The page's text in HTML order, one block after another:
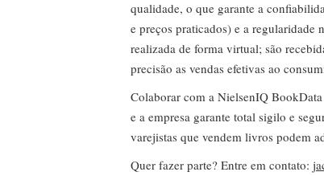
qualidade, o que garante a
e preços praticados) e a regularidade
realizada de forma virtual; são
precisão as vendas efetivas ao
Colaborar com a NielsenIQ
e a empresa garante total sigilo e
varejistas que vendem livros podem
Quer fazer parte? Entre em contato: